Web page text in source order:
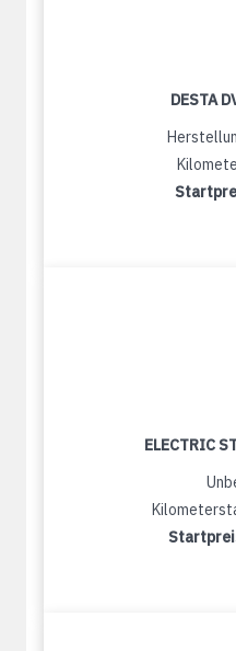
DESTA
ELECTRIC